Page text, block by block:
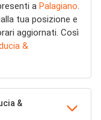
a Palagiano.
tua posizione e
aggiornati. Così
&
&